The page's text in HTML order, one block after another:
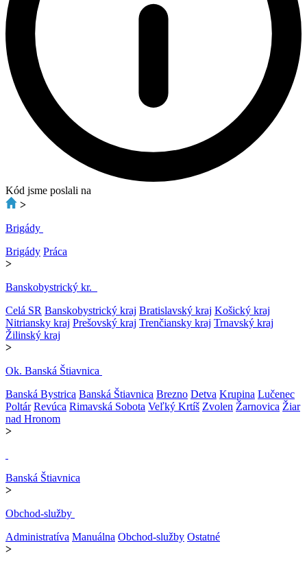
Kód jsme poslali na
>
Brigády
Brigády Práca
>
Banskobystrický kr.
Celá SR Banskobystrický kraj Bratislavský kraj Košický kraj
Nitriansky kraj Prešovský kraj Trenčiansky kraj Trnavský kraj
Žilinský kraj
>
Ok. Banská Štiavnica
Banská Bystrica Banská Štiavnica Brezno Detva Krupina Lučenec
Poltár Revúca Rimavská Sobota Veľký Krtíš Zvolen Žarnovica Žiar
nad Hronom
>
Banská Štiavnica
>
Obchod-služby
Administratíva Manuálna Obchod-služby Ostatné
>